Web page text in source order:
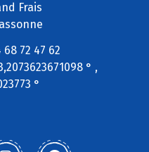
Frais
72 47 62
° ,
°